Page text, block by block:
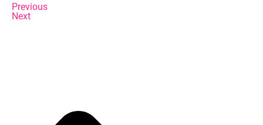
Previous
Next